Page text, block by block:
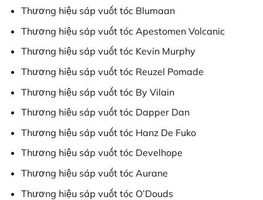
Thương hiệu sáp vuốt tóc Blumaan
Thương hiệu sáp vuốt tóc Apestomen Volcanic
Thương hiệu sáp vuốt tóc Kevin Murphy
Thương hiệu sáp vuốt tóc Reuzel Pomade
Thương hiệu sáp vuốt tóc By Vilain
Thương hiệu sáp vuốt tóc Dapper Dan
Thương hiệu sáp vuốt tóc Hanz De Fuko
Thương hiệu sáp vuốt tóc Develhope
Thương hiệu sáp vuốt tóc Aurane
Thương hiệu sáp vuốt tóc O’Douds